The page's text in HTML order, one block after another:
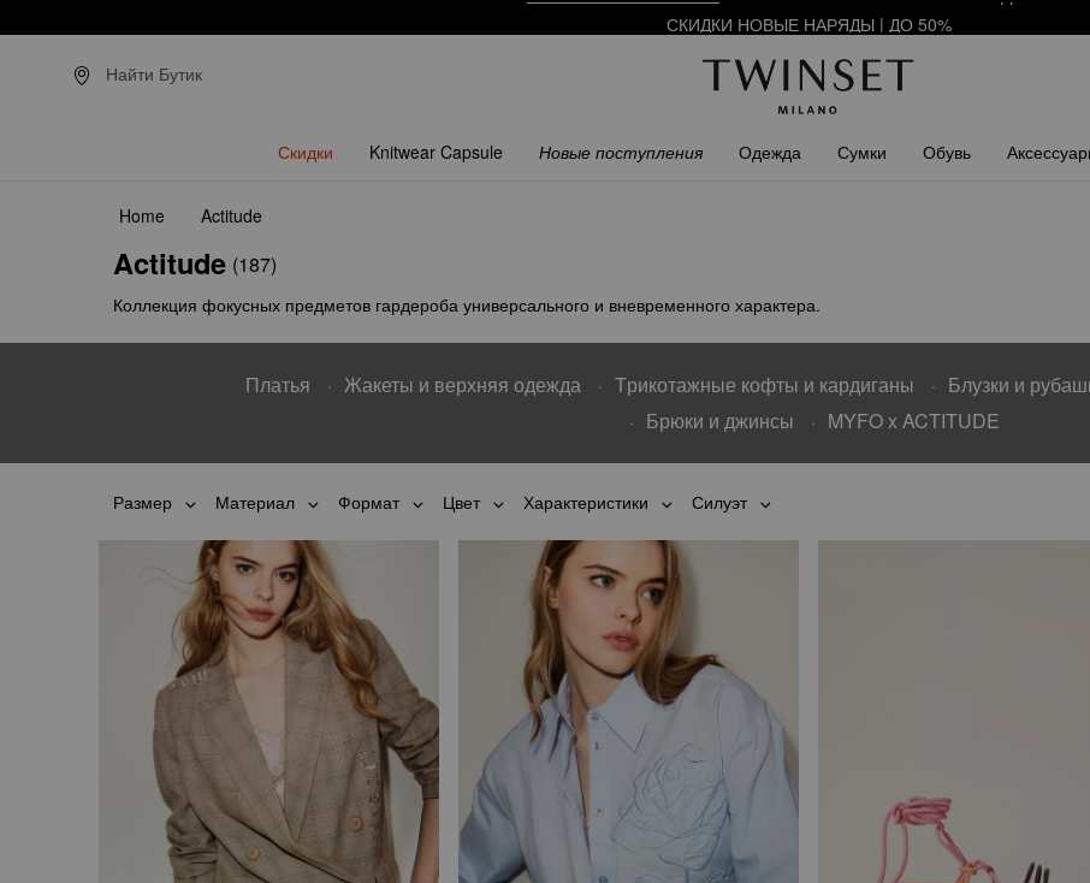
СКИДКИ НОВЫЕ НАРЯДЫ | ДО 50%
Найти Бутик
Скидки Knitwear Capsule Новые поступления Одежда Сумки Обувь
Home Actitude
Actitude (187)
Коллекция фокусных предметов гардероба универсального и вневременного характера.
Платья Жакеты и верхняя одежда Tрикотажные кофты и кардиганы Блузки и
Брюки и джинсы
MYFO x ACTITUDE
Размер Материал Формат Цвет Характеристики Силуэт